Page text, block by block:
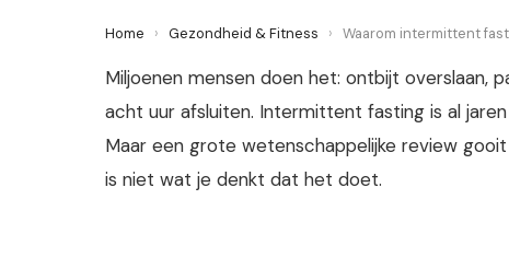
Home › Gezondheid & Fitness › Waarom intermittent
Miljoenen mensen doen het: ontbijt overslaan,
acht uur afsluiten. Intermittent fasting is al
Maar een grote wetenschappelijke review
is niet wat je denkt dat het doet.